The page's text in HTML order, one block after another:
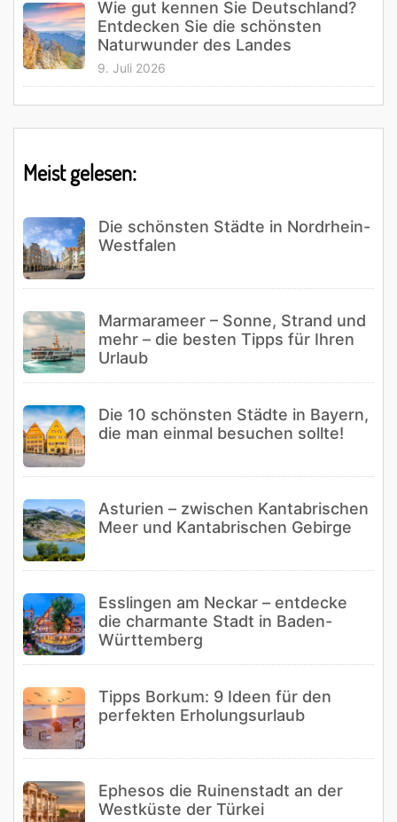
Wie gut kennen Sie Deutschland?
Entdecken Sie die schönsten
Naturwunder des Landes
9. Juli 2026
Meist gelesen:
Die schönsten Städte in Nordrhein-
Westfalen
Marmarameer – Sonne, Strand und
mehr – die besten Tipps für Ihren
Urlaub
Die 10 schönsten Städte in Bayern,
die man einmal besuchen sollte!
Asturien – zwischen Kantabrischen
Meer und Kantabrischen Gebirge
Esslingen am Neckar – entdecke
die charmante Stadt in Baden-
Württemberg
Tipps Borkum: 9 Ideen für den
perfekten Erholungsurlaub
Ephesos die Ruinenstadt an der
Westküste der Türkei